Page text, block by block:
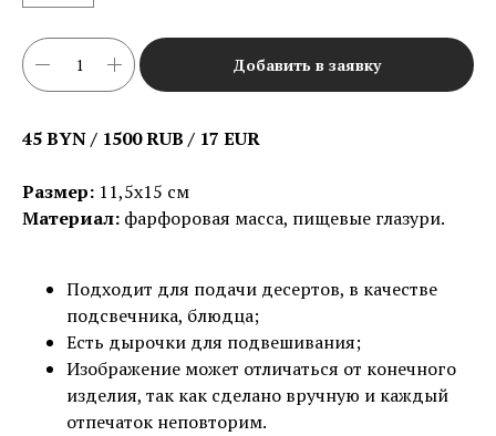
Добавить в заявку
45 BYN / 1500 RUB / 17 EUR
Размер: 11,5х15 см
Материал: фарфоровая масса, пищевые глазури.
Подходит для подачи десертов, в качестве
подсвечника, блюдца;
Есть дырочки для подвешивания;
Изображение может отличаться от конечного
изделия, так как сделано вручную и каждый
отпечаток неповторим.